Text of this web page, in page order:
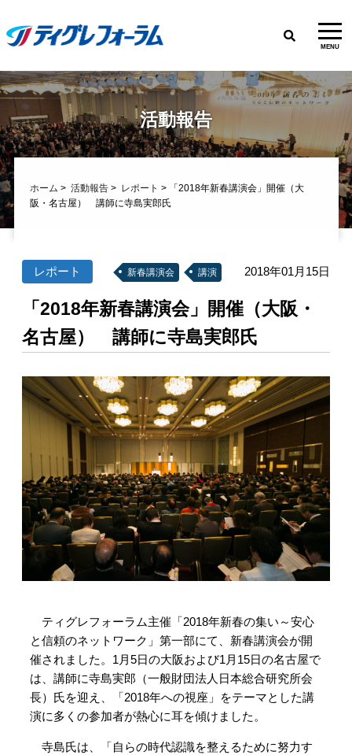
MENU
活動報告
ホーム > 活動報告> レポート > 「2018年新春講演会」開催（大
阪・名古屋） 講師に寺島実郎氏
レポート 新春講演会 講演 2018年01月15日
「2018年新春講演会」開催（大阪・
名古屋） 講師に寺島実郎氏
ティグレフォーラム主催「2018年新春の集い～安心
と信頼のネットワーク」第一部にて、新春講演会が開
催されました。1月5日の大阪および1月15日の名古屋で
は、講師に寺島実郎（一般財団法人日本総合研究所会
長）氏を迎え、「2018年への視座」をテーマとした講
演に多くの参加者が熱心に耳を傾けました。
寺島氏は、「自らの時代認識を整えるために努力す